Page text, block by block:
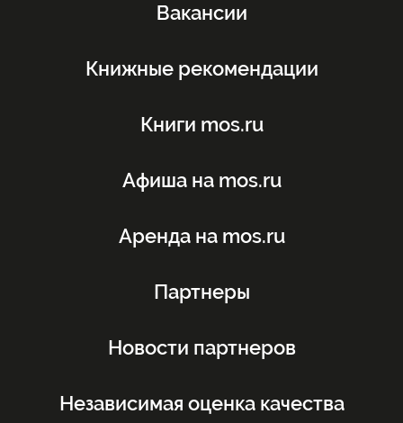
Вакансии
Книжные рекомендации
Книги mos.ru
Афиша на mos.ru
Аренда на mos.ru
Партнеры
Новости партнеров
Независимая оценка качества